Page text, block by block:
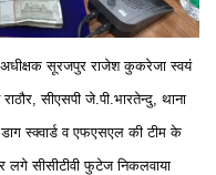
सूरजपुर राजेश कुकरेजा स्वयं
सीएसपी जे.पी.भारतेन्दु, थाना
स्क्वार्ड व एफएसएल की टीम के
सीसीटीवी फुटेज निकलवाया